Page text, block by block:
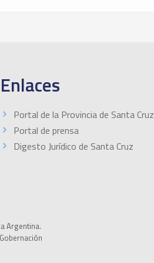
Enlaces
Portal de la Provincia de Santa Cruz
Portal de prensa
Digesto Jurídico de Santa Cruz
Argentina.